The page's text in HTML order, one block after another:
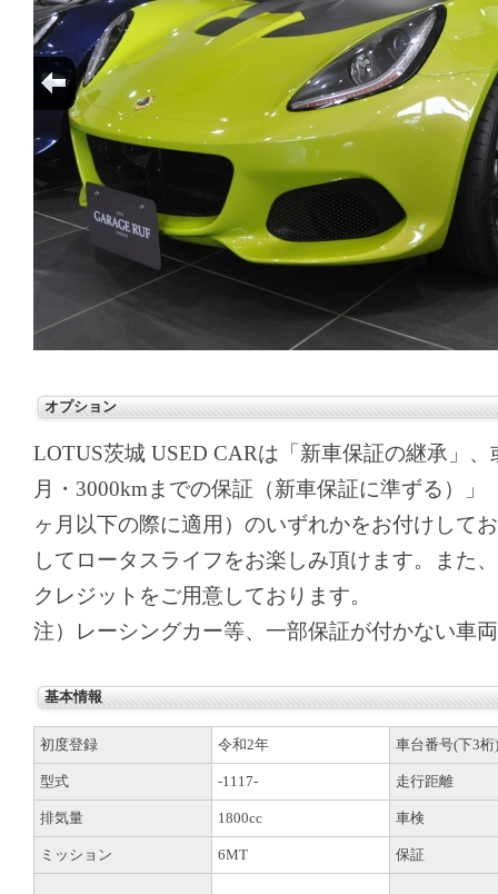
オプション
LOTUS茨城 USED CARは「新車保証の継承」
月・3000kmまでの保証（新車保証に準ずる）」
ヶ月以下の際に適用）のいずれかをお付けして
してロータスライフをお楽しみ頂けます。また
クレジットをご用意しております。
注）レーシングカー等、一部保証が付かない車
基本情報
初度登録 令和2年 車台番号(下3桁)
型式 -1117- 走行距離
排気量 1800cc 車検
ミッション 6MT 保証